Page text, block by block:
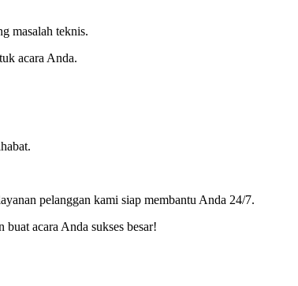
masalah teknis.
acara Anda.
pelanggan kami siap membantu Anda 24/7.
acara Anda sukses besar!